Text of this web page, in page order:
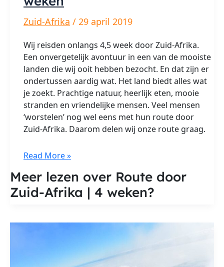
Zuid-Afrika / 29 april 2019
Wij reisden onlangs 4,5 week door Zuid-Afrika.
Een onvergetelijk avontuur in een van de mooiste
landen die wij ooit hebben bezocht. En dat zijn er
ondertussen aardig wat. Het land biedt alles wat
je zoekt. Prachtige natuur, heerlijk eten, mooie
stranden en vriendelijke mensen. Veel mensen
‘worstelen’ nog wel eens met hun route door
Zuid-Afrika. Daarom delen wij onze route graag.
Route
Zuid-
Afrika
Read More »
Meer lezen over Route door
Zuid-Afrika | 4 weken?